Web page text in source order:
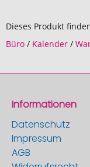
Dieses Produkt
Büro / Kalender /
Informationen
Datenschutz
Impressum
AGB